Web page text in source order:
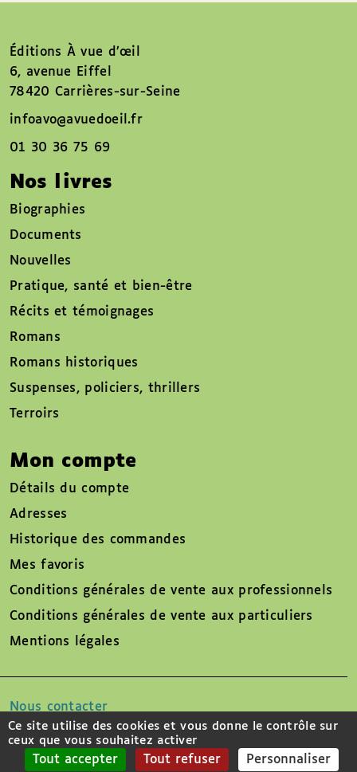
Éditions À vue d’œil
6, avenue Eiffel
78420 Carrières-sur-Seine
infoavo@avuedoeil.fr
01 30 36 75 69
Nos livres
Biographies
Documents
Nouvelles
Pratique, santé et bien-être
Récits et témoignages
Romans
Romans historiques
Suspenses, policiers, thrillers
Terroirs
Mon compte
Détails du compte
Adresses
Historique des commandes
Mes favoris
Conditions générales de vente aux professionnels
Conditions générales de vente aux particuliers
Mentions légales
Nous contacter
Suivez-nous sur
Ce site utilise des cookies et vous donne le contrôle sur
ceux que vous souhaitez activer
Tout accepter Tout refuser Personnaliser